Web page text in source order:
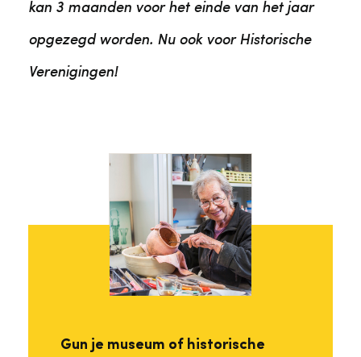
kan 3 maanden voor het einde van het jaar
opgezegd worden. Nu ook voor Historische
Verenigingen!
Gun je museum of historische